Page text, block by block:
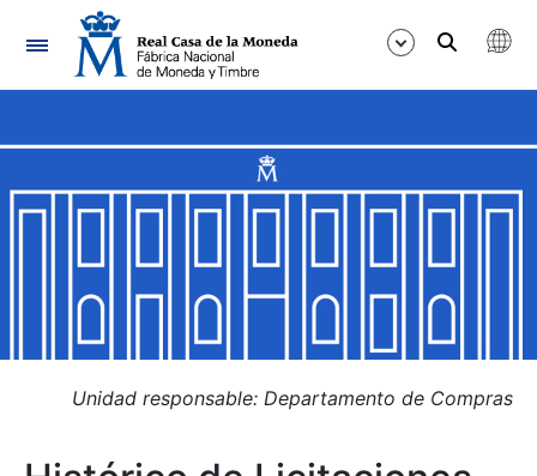
Navegación
Mostrar/Ocultar
Mostrar/Ocultar
Mostrar/Ocultar
Unidad responsable: Departamento de Compras